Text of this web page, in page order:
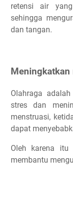
retensi air
sehingga
dan tangan.
Meningkatkan
Olahraga
stres dan
menstruasi,
dapat
Oleh karena
membantu